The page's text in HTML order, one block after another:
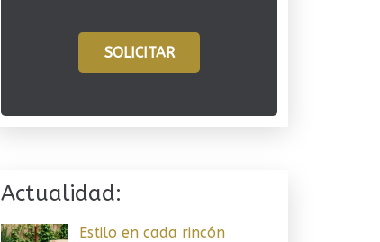
SOLICITAR
Actualidad:
Estilo en cada rincón